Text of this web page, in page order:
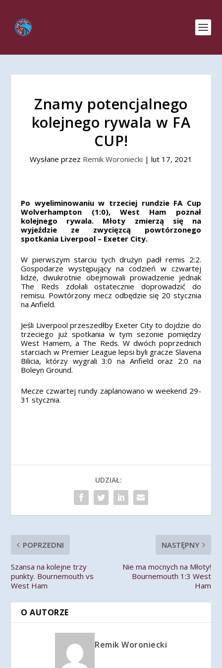
Znamy potencjalnego
kolejnego rywala w FA
CUP!
Wysłane przez Remik Woroniecki | lut 17, 2021
Po wyeliminowaniu w trzeciej rundzie FA Cup
Wolverhampton (1:0), West Ham poznał
kolejnego rywala. Młoty zmierzą się na
wyjeździe ze zwycięzcą powtórzonego
spotkania Liverpool – Exeter City.
W pierwszym starciu tych drużyn padł remis 2:2.
Gospodarze występujący na codzień w czwartej
lidze, dwukrotnie obejmowali prowadzenie jednak
The Reds zdołali ostatecznie doprowadzić do
remisu. Powtórzony mecz odbędzie się 20 stycznia
na Anfield.
Jeśli Liverpool przeszedłby Exeter City to dojdzie do
trzeciego już spotkania w tym sezonie pomiędzy
West Hamem, a The Reds. W dwóch poprzednich
starciach w Premier League lepsi byli gracze Slavena
Bilicia, którzy wygrali 3:0 na Anfield oraz 2:0 na
Boleyn Ground.
Mecze czwartej rundy zaplanowano w weekend 29-
31 stycznia.
UDZIAŁ:
POPRZEDNI
Szansa na kolejne trzy
punkty. Bournemouth vs
West Ham
NASTĘPNY
Nie ma mocnych na Młoty!
Bournemouth 1:3 West
Ham
O AUTORZE
Remik Woroniecki